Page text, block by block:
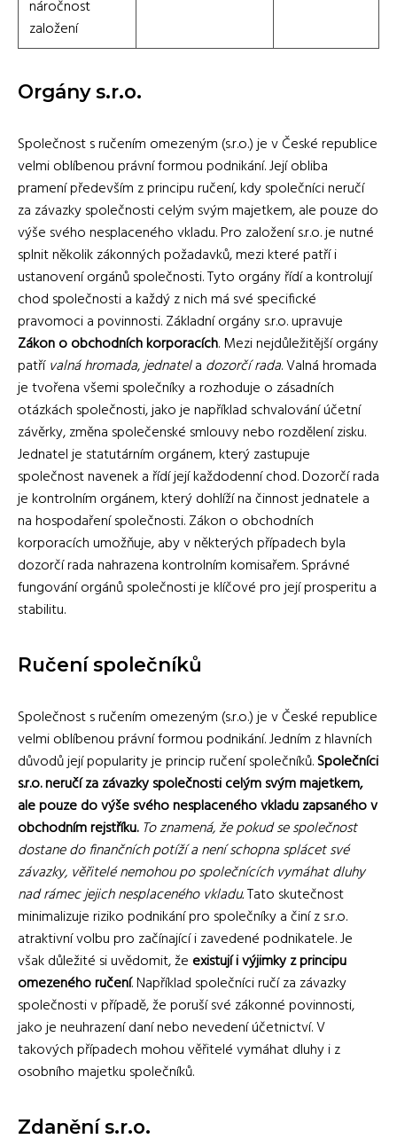
náročnost
založení
Orgány s.r.o.
Společnost s ručením omezeným (s.r.o.) je v České republice
velmi oblíbenou právní formou podnikání. Její obliba
pramení především z principu ručení, kdy společníci neručí
za závazky společnosti celým svým majetkem, ale pouze do
výše svého nesplaceného vkladu. Pro založení s.r.o. je nutné
splnit několik zákonných požadavků, mezi které patří i
ustanovení orgánů společnosti. Tyto orgány řídí a kontrolují
chod společnosti a každý z nich má své specifické
pravomoci a povinnosti. Základní orgány s.r.o. upravuje
Zákon o obchodních korporacích. Mezi nejdůležitější orgány
patřívalná hromada,jednatela dozorčí rada. Valná hromada
je tvořena všemi společníky a rozhoduje o zásadních
otázkách společnosti, jako je například schvalování účetní
závěrky, změna společenské smlouvy nebo rozdělení zisku.
Jednatel je statutárním orgánem, který zastupuje
společnost navenek a řídí její každodenní chod. Dozorčí rada
je kontrolním orgánem, který dohlíží na činnost jednatele a
na hospodaření společnosti. Zákon o obchodních
korporacích umožňuje, aby v některých případech byla
dozorčí rada nahrazena kontrolním komisařem. Správné
fungování orgánů společnosti je klíčové pro její prosperitu a
stabilitu.
Ručení společníků
Společnost s ručením omezeným (s.r.o.) je v České republice
velmi oblíbenou právní formou podnikání. Jedním z hlavních
důvodů její popularity je princip ručení společníků.Společníci
s.r.o. neručí za závazky společnosti celým svým majetkem,
ale pouze do výše svého nesplaceného vkladu zapsaného v
obchodním rejstříku. To znamená, že pokud se společnost
dostane do finančních potíží a není schopna splácet své
závazky, věřitelé nemohou po společnících vymáhat dluhy
nad rámec jejich nesplaceného vkladu.Tato skutečnost
minimalizuje riziko podnikání pro společníky a činí z s.r.o.
atraktivní volbu pro začínající i zavedené podnikatele. Je
však důležité si uvědomit, že existují i výjimky z principu
omezeného ručení. Například společníci ručí za závazky
společnosti v případě, že poruší své zákonné povinnosti,
jako je neuhrazení daní nebo nevedení účetnictví. V
takových případech mohou věřitelé vymáhat dluhy i z
osobního majetku společníků.
Zdanění s.r.o.